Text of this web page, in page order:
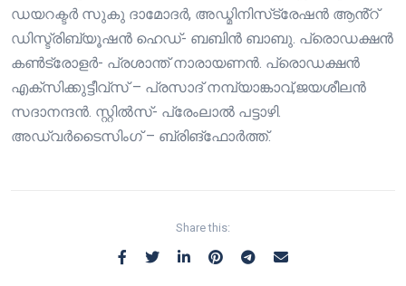
ഡയറക്ടർ സുകു ദാമോദർ, അഡ്മിനിസ്‌ട്രേഷൻ ആൻ്റ്
ഡിസ്ട്രിബ്യൂഷൻ ഹെഡ്- ബബിൻ ബാബു. പ്രൊഡക്ഷൻ
കൺട്രോളർ- പ്രശാന്ത് നാരായണൻ. പ്രൊഡക്ഷൻ
എക്സിക്കുട്ടീവ്സ് – പ്രസാദ് നമ്പ്യാങ്കാവ്,ജയശീലൻ
സദാനന്ദൻ. സ്റ്റിൽസ്- പ്രേംലാൽ പട്ടാഴി.
അഡ്വർടൈസിംഗ് – ബ്രിങ്ഫോർത്ത്.
Share this: